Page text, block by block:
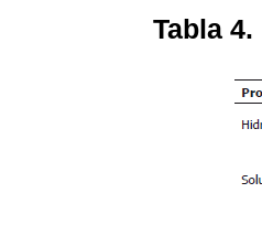
Tabla 4.